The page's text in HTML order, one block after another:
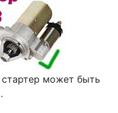
может быть